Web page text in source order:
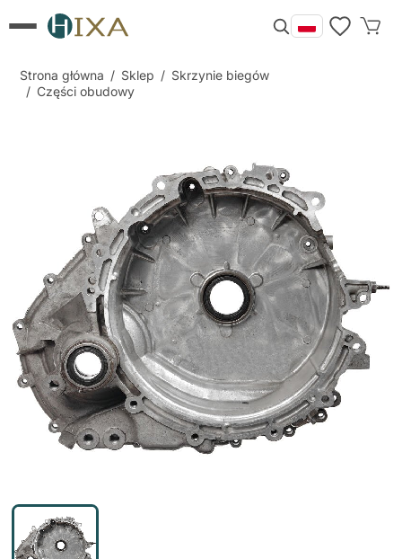
Strona główna / Sklep / Skrzynie biegów
/ Części obudowy